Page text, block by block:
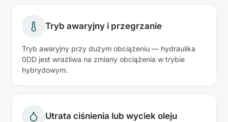
Tryb awaryjny i przegrzanie
Tryb awaryjny przy dużym obciążeniu — hydraulika
0DD jest wrażliwa na zmiany obciążenia w trybie
hybrydowym.
Utrata ciśnienia lub wyciek oleju